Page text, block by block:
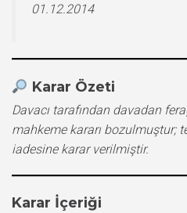
01.12.2014
Karar Özeti
Davacı tarafından davadan
mahkeme kararı bozulmuştur;
iadesine karar verilmiştir.
Karar İçeriği